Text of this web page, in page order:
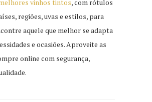
vinhos tintos, com rótulos
regiões, uvas e estilos, para
aquele que melhor se adapta
e ocasiões. Aproveite as
online com segurança,